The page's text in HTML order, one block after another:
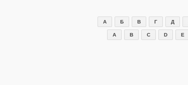
А Б В Г Д
A B C D E